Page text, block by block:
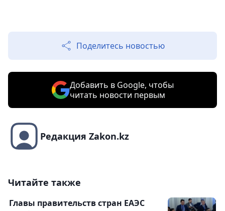
Поделитесь новостью
Добавить в Google, чтобы
читать новости первым
Редакция Zakon.kz
Читайте также
Главы правительств стран ЕАЭС